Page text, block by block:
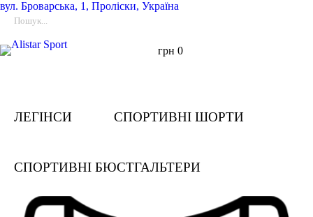
вул. Броварська, 1, Проліски, Україна
грн 0
ЛЕГІНСИ СПОРТИВНІ ШОРТИ
СПОРТИВНІ БЮСТГАЛЬТЕРИ